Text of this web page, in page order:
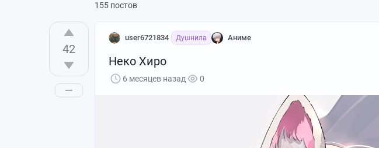
155 постов
42
user6721834 Душнила Аниме
Неко Хиро
6 месяцев назад 0